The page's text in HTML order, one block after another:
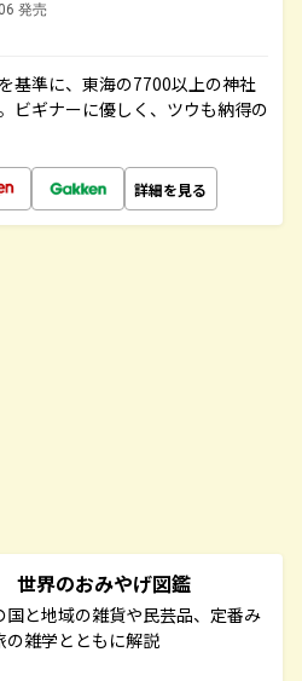
発売
基準に、東海の7700以上の神社
ビギナーに優しく、ツウも納得の
詳細を見る
世界のおみやげ図鑑
国と地域の雑貨や民芸品、定番み
の雑学とともに解説